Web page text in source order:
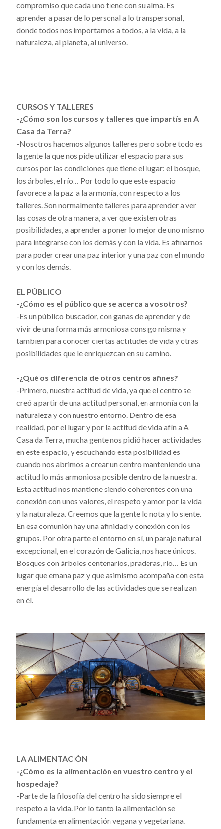
compromiso que cada uno tiene con su alma. Es
aprender a pasar de lo personal a lo transpersonal,
donde todos nos importamos a todos, a la vida, a la
naturaleza, al planeta, al universo.
CURSOS Y TALLERES
-¿Cómo son los cursos y talleres que impartís en A
Casa da Terra?
-Nosotros hacemos algunos talleres pero sobre todo es
la gente la que nos pide utilizar el espacio para sus
cursos por las condiciones que tiene el lugar: el bosque,
los árboles, el río… Por todo lo que este espacio
favorece a la paz, a la armonía, con respecto a los
talleres. Son normalmente talleres para aprender a ver
las cosas de otra manera, a ver que existen otras
posibilidades, a aprender a poner lo mejor de uno mismo
para integrarse con los demás y con la vida. Es afinarnos
para poder crear una paz interior y una paz con el mundo
y con los demás.
EL PÚBLICO
-¿Cómo es el público que se acerca a vosotros?
-Es un público buscador, con ganas de aprender y de
vivir de una forma más armoniosa consigo misma y
también para conocer ciertas actitudes de vida y otras
posibilidades que le enriquezcan en su camino.
-¿Qué os diferencia de otros centros afines?
-Primero, nuestra actitud de vida, ya que el centro se
creó a partir de una actitud personal, en armonía con la
naturaleza y con nuestro entorno. Dentro de esa
realidad, por el lugar y por la actitud de vida afín a A
Casa da Terra, mucha gente nos pidió hacer actividades
en este espacio, y escuchando esta posibilidad es
cuando nos abrimos a crear un centro manteniendo una
actitud lo más armoniosa posible dentro de la nuestra.
Esta actitud nos mantiene siendo coherentes con una
conexión con unos valores, el respeto y amor por la vida
y la naturaleza. Creemos que la gente lo nota y lo siente.
En esa comunión hay una afinidad y conexión con los
grupos. Por otra parte el entorno en sí, un paraje natural
excepcional, en el corazón de Galicia, nos hace únicos.
Bosques con árboles centenarios, praderas, río… Es un
lugar que emana paz y que asimismo acompaña con esta
energía el desarrollo de las actividades que se realizan
en él.
LA ALIMENTACIÓN
-¿Cómo es la alimentación en vuestro centro y el
hospedaje?
-Parte de la filosofía del centro ha sido siempre el
respeto a la vida. Por lo tanto la alimentación se
fundamenta en alimentación vegana y vegetariana.